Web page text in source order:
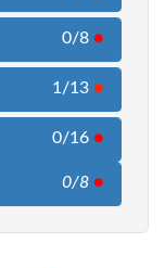
0/8 ●
1/13 ●
0/16 ●
0/8 ●